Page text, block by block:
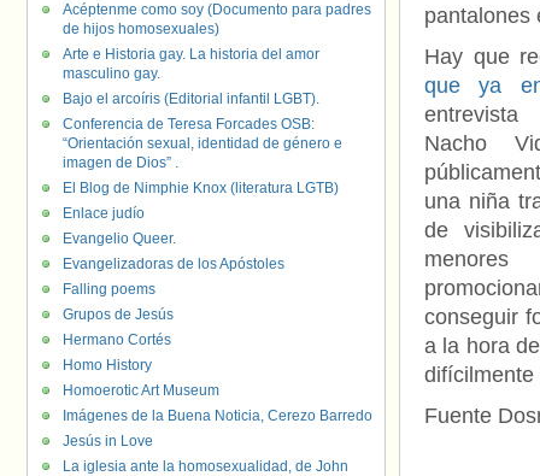
pantalones
Hay que
que ya
Nacho
una niña
de
conseguir
a la hora
difícilmente
Fuente
Acéptenme como soy (Documento para padres
de hijos homosexuales)
Arte e Historia gay. La historia del amor
masculino gay.
Bajo el arcoíris (Editorial infantil LGBT).
Conferencia de Teresa Forcades OSB:
“Orientación sexual, identidad de género e
imagen de Dios” .
El Blog de Nimphie Knox (literatura LGTB)
Enlace judío
Evangelio Queer.
Evangelizadoras de los Apóstoles
Falling poems
Grupos de Jesús
Hermano Cortés
Homo History
Homoerotic Art Museum
Imágenes de la Buena Noticia, Cerezo Barredo
Jesús in Love
La iglesia ante la homosexualidad, de John